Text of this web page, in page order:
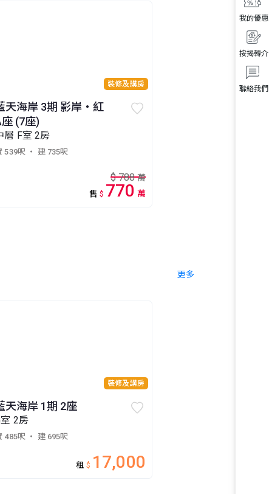
聯絡我們
按揭轉介
我的優惠
裝修及講房
天海岸 3期 影岸‧紅
(7座)
層 F室 2房
539呎 ・ 建 735呎
$788萬
售 $ 770 萬
更多
裝修及講房
天海岸 1期 2座
室 2房
485呎 ・ 建 695呎
租 $ 17,000